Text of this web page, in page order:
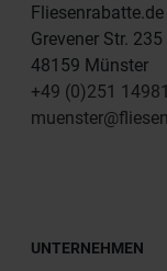
Fliesenrabatte.de
Grevener Str. 235
48159 Münster
+49 (0)251
UNTERNEHMEN